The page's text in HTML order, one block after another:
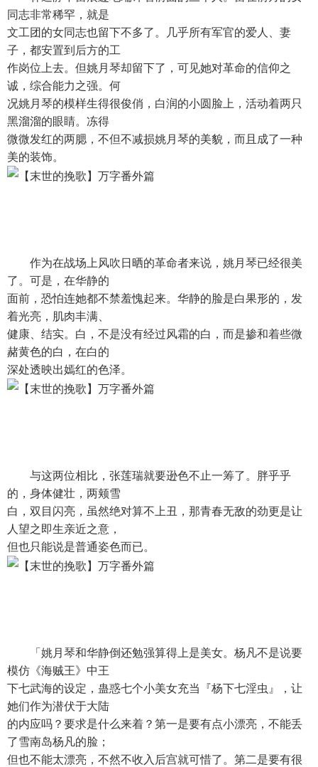
同志非常稀罕，就是
文工团的女同志也留下不多了。几乎所有军官的爱人、妻
子，都安置到后方的工
作岗位上去。但姚月琴却留下了，可见她对革命的信仰之
诚，综合能力之强。何
况姚月琴的模样生得很俊俏，白润的小圆脸上，活动着两只
黑溜溜的眼睛。冻得
微微发红的两腮，不但不减损姚月琴的美貌，而且成了一种
美的装饰。
作为在战场上风吹日晒的革命者来说，姚月琴已经很美
了。可是，在华静的
面前，恐怕连她都不禁羞愧起来。华静的脸是白果形的，发
着光亮，肌肉丰满、
健康、结实。白，不是没有经过风霜的白，而是掺和着些微
赭黄色的白，在白的
深处透映出嫣红的色泽。
与这两位相比，张莲瑞就要逊色不止一筹了。胖乎乎
的，身体健壮，两颊雪
白，双目闪亮，虽然绝对算不上丑，那青春无敌的劲更是让
人望之即生亲近之意，
但也只能说是普通姿色而已。
「姚月琴和华静倒还勉强算得上是美女。杨凡不是说要
模仿《海贼王》中王
下七武海的设定，蛊惑七个小美女充当『杨下七淫虫』，让
她们作为潜伏于大陆
的内应吗？要求是什么来着？第一是要有点小漂亮，不能丢
了雪南岛杨凡的脸；
但也不能太漂亮，不然不收入后宫就可惜了。第二是要有很